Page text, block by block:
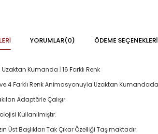
YORUMLAR(0) ÖDEME SEÇENEKLERI
Kumanda | 16 Farklı Renk
ve 4 Farklı Renk Animasyonuyla Uzaktan
Adaptörle Çalışır
Kullanılmıştır.
Üst Başlıkları Tak Çıkar Özelliği Taşımaktadır.